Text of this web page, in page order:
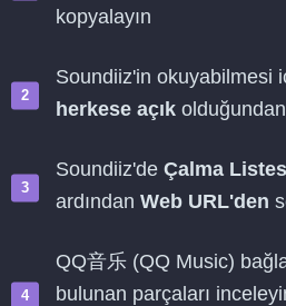
kopyalayın
Soundiiz'in okuyabilmesi
herkese açık
Soundiiz'de Çalma
ardından Web URL'den
QQ音乐 (QQ Music)
bulunan parçaları